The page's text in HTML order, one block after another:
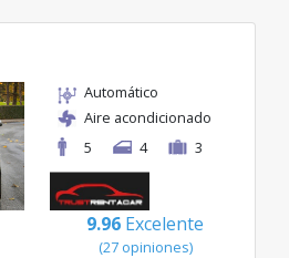
Automático
Aire acondicionado
5
4 3
9.96 Excelente
(27 opiniones)